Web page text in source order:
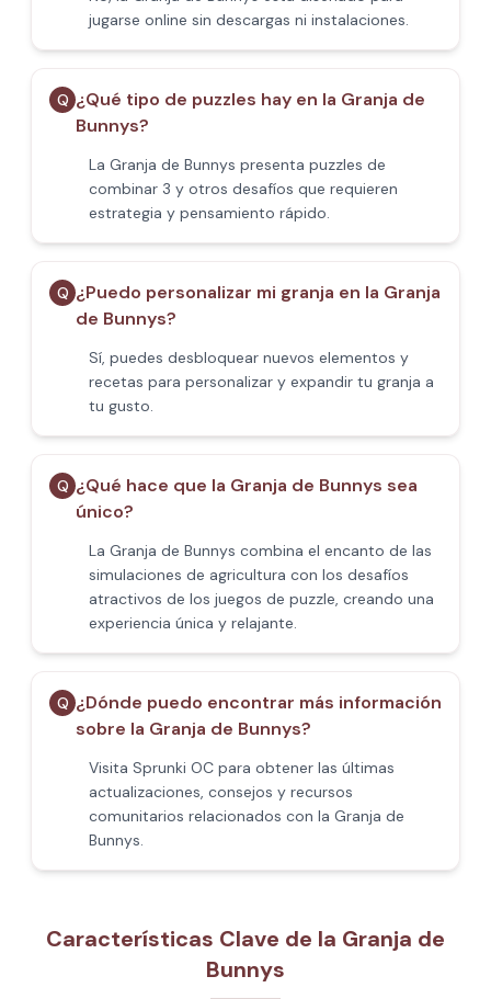
jugarse online sin descargas ni instalaciones.
Q ¿Qué tipo de puzzles hay en la Granja de
Bunnys?
La Granja de Bunnys presenta puzzles de
combinar 3 y otros desafíos que requieren
estrategia y pensamiento rápido.
Q ¿Puedo personalizar mi granja en la Granja
de Bunnys?
Sí, puedes desbloquear nuevos elementos y
recetas para personalizar y expandir tu granja a
tu gusto.
Q ¿Qué hace que la Granja de Bunnys sea
único?
La Granja de Bunnys combina el encanto de las
simulaciones de agricultura con los desafíos
atractivos de los juegos de puzzle, creando una
experiencia única y relajante.
Q ¿Dónde puedo encontrar más información
sobre la Granja de Bunnys?
Visita Sprunki OC para obtener las últimas
actualizaciones, consejos y recursos
comunitarios relacionados con la Granja de
Bunnys.
Características Clave de la Granja de
Bunnys